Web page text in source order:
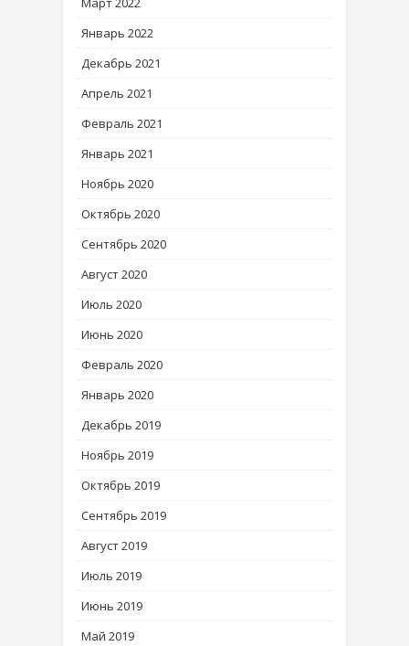
Январь 2022
Декабрь 2021
Апрель 2021
Февраль 2021
Январь 2021
Ноябрь 2020
Октябрь 2020
Сентябрь 2020
Август 2020
Июль 2020
Июнь 2020
Февраль 2020
Январь 2020
Декабрь 2019
Ноябрь 2019
Октябрь 2019
Сентябрь 2019
Август 2019
Июль 2019
Июнь 2019
Май 2019